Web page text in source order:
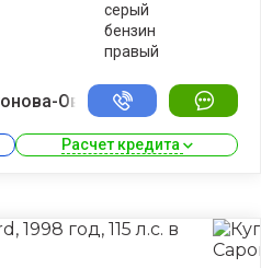
серый
бензин
правый
Овсеенко
Расчет кредита